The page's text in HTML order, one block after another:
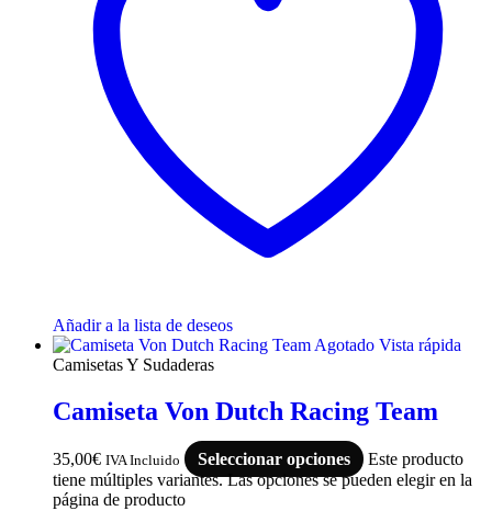
Añadir a la lista de deseos
Agotado Vista rápida
Camisetas Y Sudaderas
Camiseta Von Dutch Racing Team
35,00€ IVA Incluido Seleccionar opciones
Este producto
tiene múltiples variantes. Las opciones se pueden elegir en la
página de producto